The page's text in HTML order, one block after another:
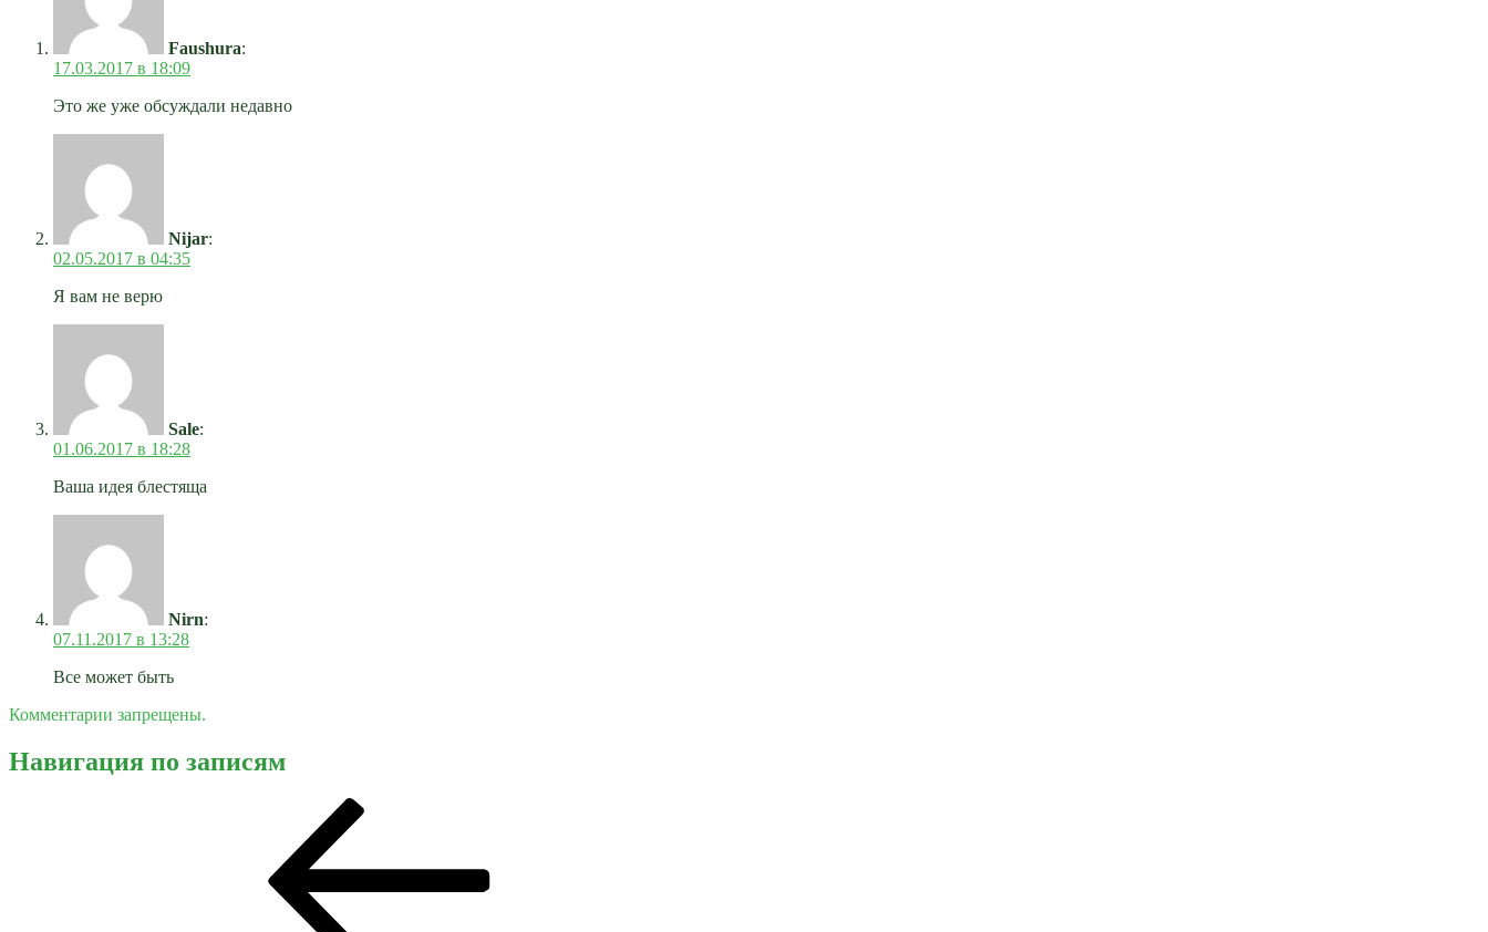
Faushura:
17.03.2017 в 18:09
Это же уже обсуждали недавно
Nijar:
02.05.2017 в 04:35
Я вам не верю
Sale:
01.06.2017 в 18:28
Ваша идея блестяща
Nirn:
07.11.2017 в 13:28
Все может быть
Комментарии запрещены.
Навигация по записям